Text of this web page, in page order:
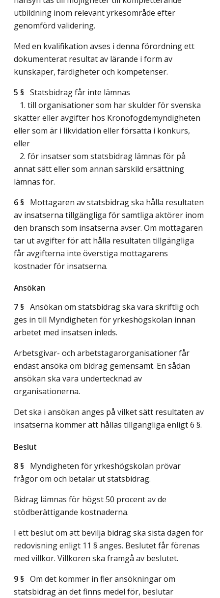
utbildning inom relevant yrkesområde efter
genomförd validering.
Med en kvalifikation avses i denna förordning ett
dokumenterat resultat av lärande i form av
kunskaper, färdigheter och kompetenser.
5 § Statsbidrag får inte lämnas
1. till organisationer som har skulder för svenska
skatter eller avgifter hos Kronofogdemyndigheten
eller som är i likvidation eller försatta i konkurs,
eller
2. för insatser som statsbidrag lämnas för på
annat sätt eller som annan särskild ersättning
lämnas för.
6 § Mottagaren av statsbidrag ska hålla resultaten
av insatserna tillgängliga för samtliga aktörer inom
den bransch som insatserna avser. Om mottagaren
tar ut avgifter för att hålla resultaten tillgängliga
får avgifterna inte överstiga mottagarens
kostnader för insatserna.
Ansökan
7 § Ansökan om statsbidrag ska vara skriftlig och
ges in till Myndigheten för yrkeshögskolan innan
arbetet med insatsen inleds.
Arbetsgivar- och arbetstagarorganisationer får
endast ansöka om bidrag gemensamt. En sådan
ansökan ska vara undertecknad av
organisationerna.
Det ska i ansökan anges på vilket sätt resultaten av
insatserna kommer att hållas tillgängliga enligt 6 §.
Beslut
8 § Myndigheten för yrkeshögskolan prövar
frågor om och betalar ut statsbidrag.
Bidrag lämnas för högst 50 procent av de
stödberättigande kostnaderna.
I ett beslut om att bevilja bidrag ska sista dagen för
redovisning enligt 11 § anges. Beslutet får förenas
med villkor. Villkoren ska framgå av beslutet.
9 § Om det kommer in fler ansökningar om
statsbidrag än det finns medel för, beslutar